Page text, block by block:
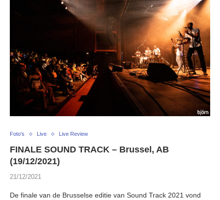
Foto's Live Live Review
FINALE SOUND TRACK – Brussel, AB
(19/12/2021)
21/12/2021
De finale van de Brusselse editie van Sound Track 2021 vond